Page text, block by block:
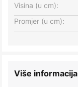
Visina (u cm):
Promjer (u cm):
Više informacija